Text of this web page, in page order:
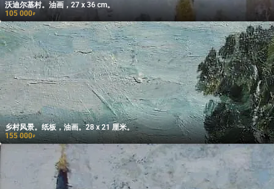
沃迪尔基村。油画，27 x 36 cm。
105 000₽
乡村风景。纸板，油画。28 x 21 厘米。
155 000₽